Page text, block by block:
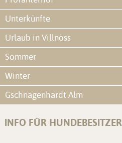
Unterkünfte
Urlaub in Villnöss
Sommer
Winter
Gschnagenhardt Alm
INFO FÜR HUNDEBESITZER